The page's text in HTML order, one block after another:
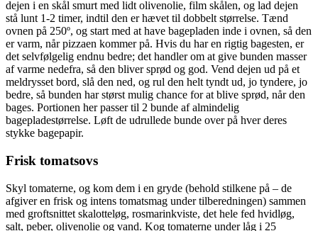
dejen i en skål smurt med lidt olivenolie, film skålen, og lad dejen
stå lunt 1-2 timer, indtil den er hævet til dobbelt størrelse. Tænd
ovnen på 250º, og start med at have bagepladen inde i ovnen, så den
er varm, når pizzaen kommer på. Hvis du har en rigtig bagesten, er
det selvfølgelig endnu bedre; det handler om at give bunden masser
af varme nedefra, så den bliver sprød og god. Vend dejen ud på et
meldrysset bord, slå den ned, og rul den helt tyndt ud, jo tyndere, jo
bedre, så bunden har størst mulig chance for at blive sprød, når den
bages. Portionen her passer til 2 bunde af almindelig
bagepladestørrelse. Løft de udrullede bunde over på hver deres
stykke bagepapir.
Frisk tomatsovs
Skyl tomaterne, og kom dem i en gryde (behold stilkene på – de
afgiver en frisk og intens tomatsmag under tilberedningen) sammen
med groftsnittet skalotteløg, rosmarinkviste, det hele fed hvidløg,
salt, peber, olivenolie og vand. Kog tomaterne under låg i 25